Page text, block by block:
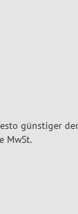
günstiger
MwSt.